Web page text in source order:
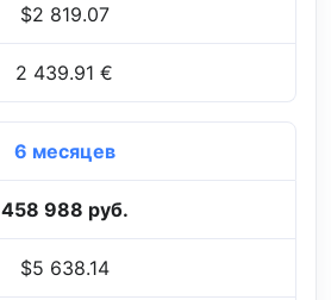
$2 819.07
2 439.91 €
6 месяцев
458 988 руб.
$5 638.14